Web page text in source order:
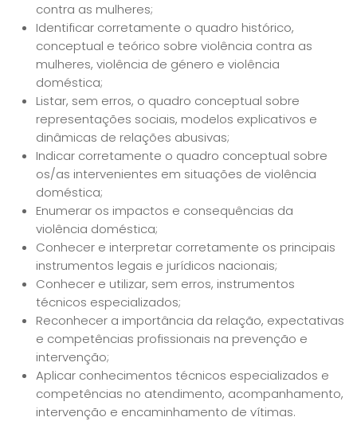
contra as mulheres;
Identificar corretamente o quadro histórico,
conceptual e teórico sobre violência contra as
mulheres, violência de género e violência
doméstica;
Listar, sem erros, o quadro conceptual sobre
representações sociais, modelos explicativos e
dinâmicas de relações abusivas;
Indicar corretamente o quadro conceptual sobre
os/as intervenientes em situações de violência
doméstica;
Enumerar os impactos e consequências da
violência doméstica;
Conhecer e interpretar corretamente os principais
instrumentos legais e jurídicos nacionais;
Conhecer e utilizar, sem erros, instrumentos
técnicos especializados;
Reconhecer a importância da relação, expectativas
e competências profissionais na prevenção e
intervenção;
Aplicar conhecimentos técnicos especializados e
competências no atendimento, acompanhamento,
intervenção e encaminhamento de vítimas.